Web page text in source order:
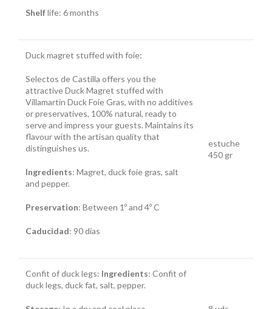
Shelflife: 6 months
Duck magret stuffed with foie:
Selectos de Castilla offers you the
attractive Duck Magret stuffed with
Villamartin Duck Foie Gras, with no additives
or preservatives, 100% natural, ready to
serve and impress your guests. Maintains its
flavour with the artisan quality that
distinguishes us.
Ingredients: Magret, duck foie gras, salt
and pepper.
Preservation: Between 1º and 4º C
Caducidad: 90 días
estuche
450 gr
Confit of duck legs: Ingredients: Confit of
duck legs, duck fat, salt, pepper.